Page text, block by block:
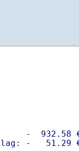
-  932.58
-   51.29